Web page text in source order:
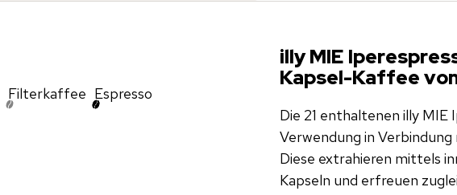
Filterkaffee Espresso
illy MIE
Kapsel-Kaffee
Die 21 enthaltenen illy MIE
Verwendung in
Diese extrahieren mittels
Kapseln und erfreuen